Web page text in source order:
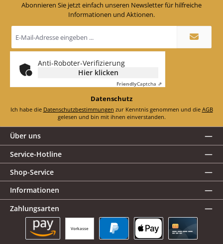
Abonnieren Sie jetzt einfach unseren Newsletter für hilfreiche
Informationen und Aktionen.
Mail-
Adresse
*
Anti-Roboter-Verifizierung
Hier klicken
FriendlyCaptcha ⇗
Datenschutz
Ich habe die Datenschutzbestimmungen zur Kenntnis genommen und die AGB
gelesen und bin mit ihnen einverstanden.
Über uns
Service-Hotline
Shop-Service
Informationen
Zahlungsarten
Vorkasse